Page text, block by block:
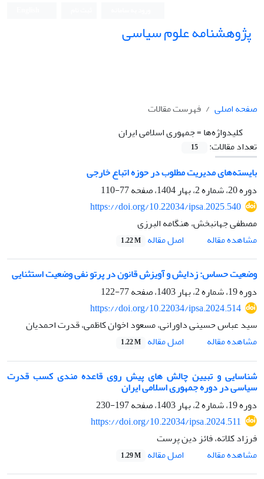
پژوهشنامه علوم سیاسی
صفحه اصلی
فهرست مقالات
کلیدواژه‌ها =جمهوری اسلامی ایران
تعداد مقالات:
15
بایسته‌های مدیریت مطلوب در حوزه اتباع خارجی
دوره 20، شماره 2، بهار 1404، صفحه
77-110
https://doi.org/10.22034/ipsa.2025.540
مصطفی جهانبخش، هنگامه البرزی
مشاهده مقاله
اصل مقاله 1.22 M
وضعیت حساس: زدایش و آویزش قانون در پرتو نفی وضعیت استثنایی
دوره 19، شماره 2، بهار 1403، صفحه
77-122
https://doi.org/10.22034/ipsa.2024.514
سید عباس حسینی داورانی، مسعود اخوان کاظمی، قدرت احمدیان
مشاهده مقاله
اصل مقاله 1.22 M
شناسایی و تبیین چالش های پیش روی قاعده مندی کسب قدرت
سیاسی در دوره جمهوری اسلامی ایران
دوره 19، شماره 2، بهار 1403، صفحه
197-230
https://doi.org/10.22034/ipsa.2024.511
فرزاد کلاته، فائز دین پرست
مشاهده مقاله
اصل مقاله 1.29 M